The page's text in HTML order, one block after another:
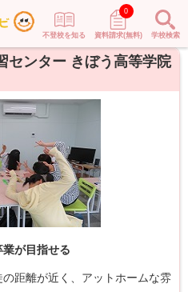
不登校を知る 資料請求(無料)
0
学校検索
センター きぼう高等学院
が目指せる
距離が近く、アットホームな雰